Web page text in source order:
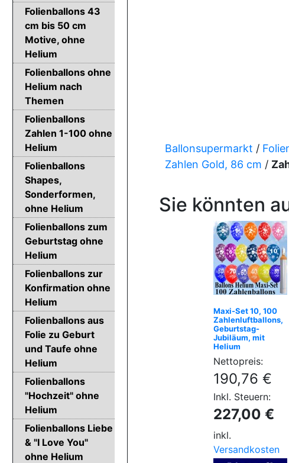
Ballonsupermarkt /
Zahlen Gold, 86 cm /
Sie könnten
Maxi-Set 10, 100
Zahlenluftballons,
Geburtstag-
Jubiläum, mit
Helium
Nettopreis:
190,76 €
Inkl. Steuern:
227,00 €
inkl.
Versandkosten
Folienballons 43
cm bis 50 cm
Motive, ohne
Helium
Folienballons ohne
Helium nach
Themen
Folienballons
Zahlen 1-100 ohne
Helium
Folienballons
Shapes,
Sonderformen,
ohne Helium
Folienballons zum
Geburtstag ohne
Helium
Folienballons zur
Konfirmation ohne
Helium
Folienballons aus
Folie zu Geburt
und Taufe ohne
Helium
Folienballons
"Hochzeit" ohne
Helium
Folienballons Liebe
& "I Love You"
ohne Helium